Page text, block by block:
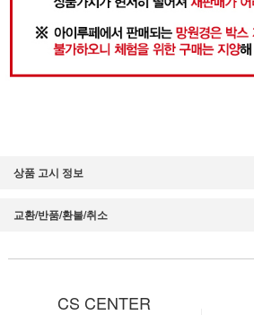
상품 고시 정보
교환/반품/환불/취소
CS CENTER